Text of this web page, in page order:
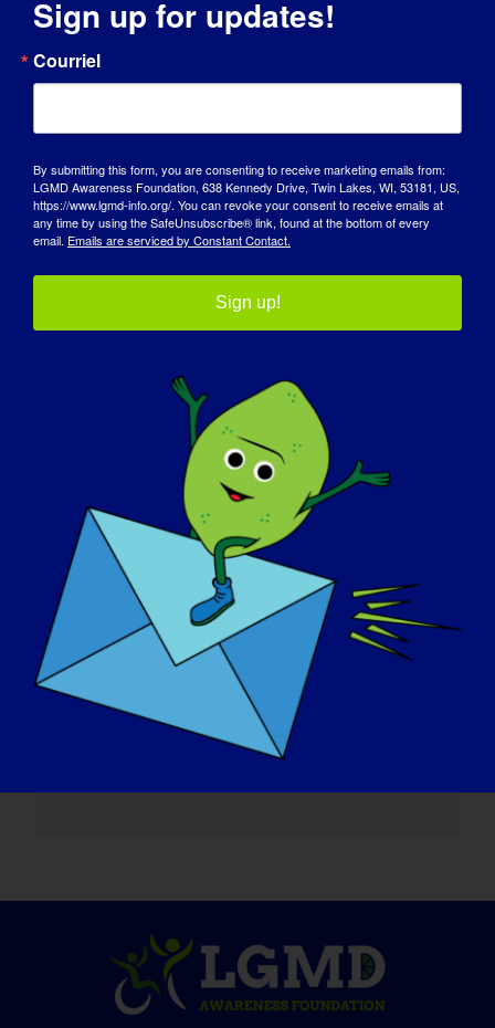
Facebook
X LinkedIn
LGMDR9 (LGMD2i)
Journée européenne
du patient
Empowered Parenting : S'épanouir en tant
que parent unique élevant un enfant atteint
d'une maladie rare
Juin 8, 2024
Site web :
https://livingrare.org/
Organisateur
Organisation nationale pour les maladies rares
Sign up for updates!
Courriel
By submitting this form, you are consenting to receive marketing emails from:
LGMD Awareness Foundation, 638 Kennedy Drive, Twin Lakes, WI, 53181, US,
https://www.lgmd-info.org/. You can revoke your consent to receive emails at
any time by using the SafeUnsubscribe® link, found at the bottom of every
email. Emails are serviced by Constant Contact.
Sign up!